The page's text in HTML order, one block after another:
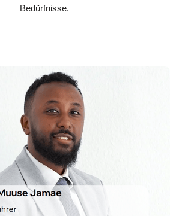
Bedürfnisse.